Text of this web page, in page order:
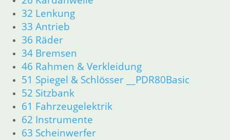
32 Lenkung
33 Antrieb
36 Räder
34 Bremsen
46 Rahmen & Verkleidung
51 Spiegel & Schlösser __PDR80Basic
52 Sitzbank
61 Fahrzeugelektrik
62 Instrumente
63 Scheinwerfer
46 Rahmen & Verkleidung R60/6 – R90/S
51 Spiegel & Schlösser
52 Sitzbank
61 Fahrzeugelektrik
62 Instrumente
R 60/7 – R 100 RT Bj. 1976 – 1979
11 Motor
Dichtungen
Kolben/Kolbenringe
Zylinderkopf
12 Motorelektrik